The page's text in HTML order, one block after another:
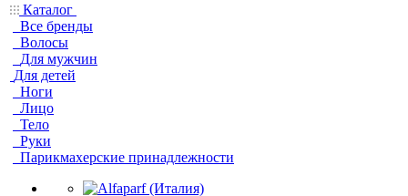
Каталог
Все бренды
Волосы
Для мужчин
Для детей
Ноги
Лицо
Тело
Руки
Парикмахерские принадлежности